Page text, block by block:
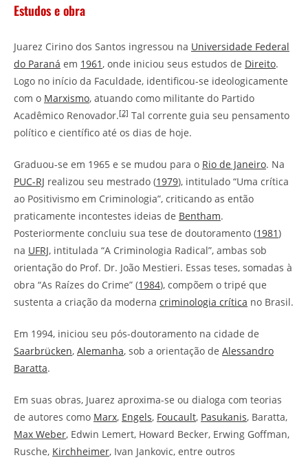
Estudos e obra
Juarez Cirino dos Santos ingressou na Universidade Federal
do Paraná em 1961, onde iniciou seus estudos de Direito.
Logo no início da Faculdade, identificou-se ideologicamente
com o Marxismo, atuando como militante do Partido
Acadêmico Renovador.[2] Tal corrente guia seu pensamento
político e científico até os dias de hoje.
Graduou-se em 1965 e se mudou para o Rio de Janeiro. Na
PUC-RJ realizou seu mestrado (1979), intitulado “Uma crítica
ao Positivismo em Criminologia”, criticando as então
praticamente incontestes ideias de Bentham.
Posteriormente concluiu sua tese de doutoramento (1981)
na UFRJ, intitulada “A Criminologia Radical”, ambas sob
orientação do Prof. Dr. João Mestieri. Essas teses, somadas à
obra “As Raízes do Crime” (1984), compõem o tripé que
sustenta a criação da moderna criminologia crítica no Brasil.
Em 1994, iniciou seu pós-doutoramento na cidade de
Saarbrücken, Alemanha, sob a orientação de Alessandro
Baratta.
Em suas obras, Juarez aproxima-se ou dialoga com teorias
de autores como Marx, Engels, Foucault, Pasukanis, Baratta,
Max Weber, Edwin Lemert, Howard Becker, Erwing Goffman,
Rusche, Kirchheimer, Ivan Jankovic, entre outros